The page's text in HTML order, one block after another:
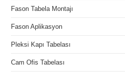
Fason Tabela Montajı
Fason Aplikasyon
Pleksi Kapı Tabelası
Cam Ofis Tabelası